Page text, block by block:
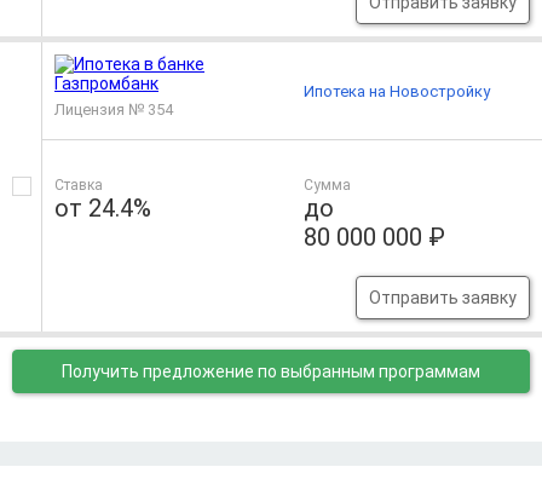
Лицензия № 354
Ставка
от 24.4%
Сумма
до
80 000 000 ₽
Отправить заявку
Ипотека на Новостройку
Получить предложение по выбранным программам